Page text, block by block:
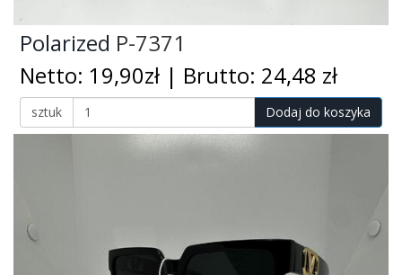
Polarized P-7371
Netto: 19,90zł | Brutto: 24,48 zł
sztuk Dodaj do koszyka